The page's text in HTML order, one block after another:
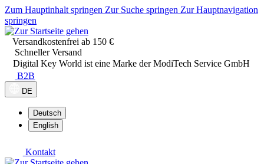
Zum Hauptinhalt springen Zur Suche springen Zur Hauptnavigation
springen
Versandkostenfrei ab 150 €
Schneller Versand
Digital Key World ist eine Marke der ModiTech Service GmbH
B2B
DE
Deutsch
English
Kontakt